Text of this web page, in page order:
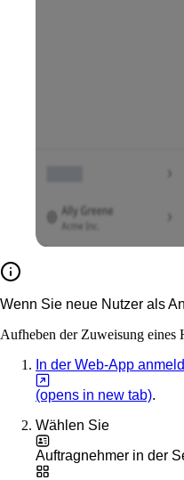
Wenn Sie neue Nutzer als
Aufheben der Zuweisung eines
In der Web-App
(opens in new tab).
Wählen Sie
Auftragnehmer in der